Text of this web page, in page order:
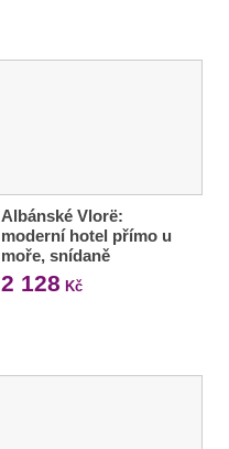
Albánské Vlorë:
moderní hotel přímo u
moře, snídaně
2 128 Kč